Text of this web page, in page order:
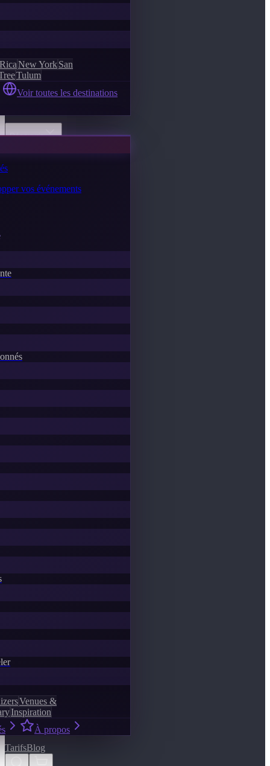
New YorkSan
Tulum
Voir toutes les destinations
Découvrir
vos événements
Venues &
Inspiration
À propos
TarifsBlog